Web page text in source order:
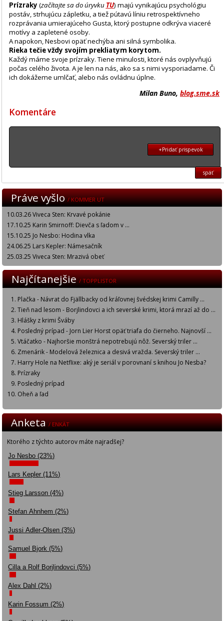
Prízraky (začítajte sa do úryvku TU) majú vynikajúcu psychológiu
postáv, strhujúcu zápletku, a tiež pútavú líniu retrospektívneho
rozprávania umierajúceho Gusta, ktorý postupne odkrýva viaceré
motívy a zapletené osoby.
A napokon, Nesbovi opäť nechýba ani silná symbolika.
Rieka tečie vždy svojím prekliatym korytom.
Každý máme svoje prízraky. Tiene minulosti, ktoré nás ovplyvňujú
počas celého života. A je len na nás, ako sa s nimi vysporiadame. Či
ich dokážeme umlčať, alebo nás ovládnu úplne.
Milan Buno,blog.sme.sk
Komentáre
+Pridať prispevok
späť
Práve vyšlo/ KOMMER UT
10.03.26 Viveca Sten: Krvavé pokánie
17.10.25 Karin Smirnoff: Dievča s ľadom v ...
15.10.25 Jo Nesbo: Hodina vlka
24.06.25 Lars Kepler: Námesačník
25.03.25 Viveca Sten: Mrazivá obeť
Najčítanejšie/ TOPPLISTOR
Plačka - Návrat do Fjällbacky od kráľovnej švédskej krimi Camilly ...
Tieň nad lesom - Borjlindovci a ich severské krimi, ktorá mrazí až do ...
Hlášky z krimi Šváby
Posledný prípad - Jorn Lier Horst opäť triafa do čierneho. Najnovší ...
Vtáčatko - Najhoršie monštrá nepotrebujú nôž. Severský triler ...
Zmenárik - Modelová železnica a desivá vražda. Severský triler ...
Harry Hole na Netflixe: aký je seriál v porovnaní s knihou Jo Nesba?
Prízraky
Posledný prípad
Oheň a ľad
Anketa/ ENKÄT
Ktorého z týchto autorov máte najradšej?
Jo Nesbo (23%)
Lars Kepler (11%)
Stieg Larsson (4%)
Stefan Ahnhem (2%)
Jussi Adler-Olsen (3%)
Samuel Bjork (5%)
Cilla a Rolf Borjlindovci (5%)
Alex Dahl (2%)
Karin Fossum (2%)